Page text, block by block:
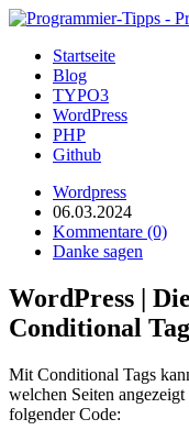
Startseite
Blog
TYPO3
WordPress
PHP
Github
Wordpress
06.03.2024
Kommentare (0)
Danke sagen
WordPress |
Conditional
Mit Conditional Tags
welchen Seiten
folgender Code: